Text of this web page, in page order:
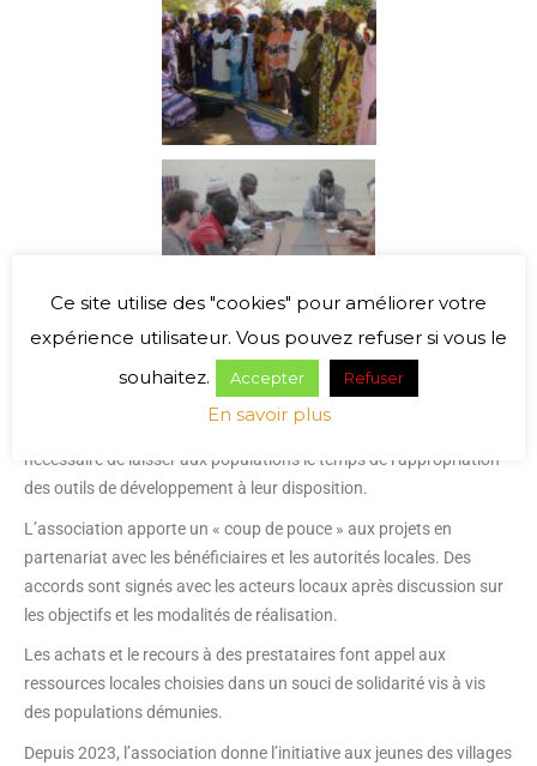
L’expérience acquise permet aux membre de l’association à mieux
prendre en compte les contraintes et la culture locale. Il est
nécessaire de laisser aux populations le temps de l’appropriation
des outils de développement à leur disposition.
L’association apporte un « coup de pouce » aux projets en
partenariat avec les bénéficiaires et les autorités locales. Des
accords sont signés avec les acteurs locaux après discussion sur
les objectifs et les modalités de réalisation.
Les achats et le recours à des prestataires font appel aux
ressources locales choisies dans un souci de solidarité vis à vis
des populations démunies.
Depuis 2023, l’association donne l’initiative aux jeunes des villages
Ce site utilise des "cookies" pour améliorer votre
expérience utilisateur. Vous pouvez refuser si vous le
souhaitez.
Accepter Refuser
En savoir plus